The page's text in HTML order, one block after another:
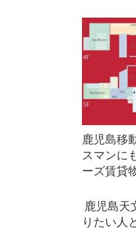
鹿児島移
スマンに
ーズ賃貸
鹿児島天
りたい人